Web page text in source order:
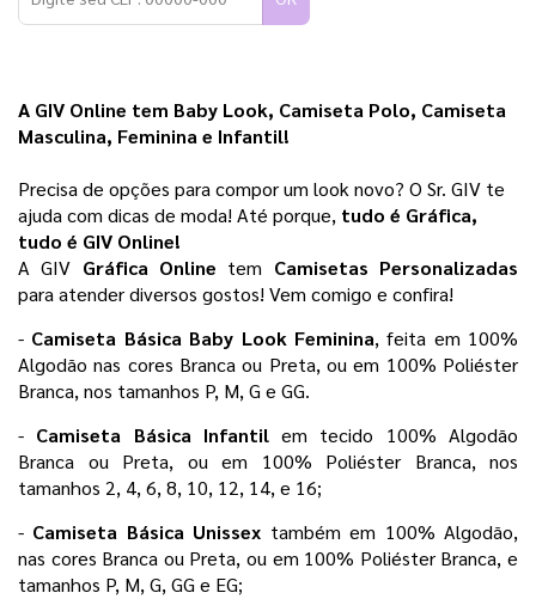
A GIV Online tem Baby Look, Camiseta Polo, Camiseta
Masculina, Feminina e Infantil!
Precisa de opções para compor um look novo? O Sr. GIV te
ajuda com dicas de moda! Até porque, tudo é Gráfica,
tudo é GIV Online!
A GIV Gráfica Online tem Camisetas Personalizadas
para atender diversos gostos! Vem comigo e confira!
- Camiseta Básica Baby Look Feminina, feita em 100%
Algodão nas cores Branca ou Preta, ou em 100% Poliéster
Branca, nos tamanhos P, M, G e GG.
- Camiseta Básica Infantil em tecido 100% Algodão
Branca ou Preta, ou em 100% Poliéster Branca, nos
tamanhos 2, 4, 6, 8, 10, 12, 14, e 16;
- Camiseta Básica Unissex também em 100% Algodão,
nas cores Branca ou Preta, ou em 100% Poliéster Branca, e
tamanhos P, M, G, GG e EG;